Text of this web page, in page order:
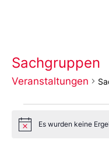
Sachgruppen
Veranstaltungen
NoticeEs wurden keine